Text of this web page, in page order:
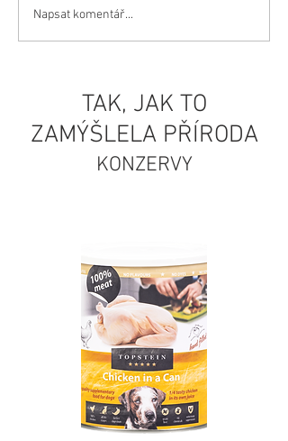
Rybí konzervy Topstein:
Napsat komentář...
TAK, JAK TO
ZAMÝŠLELA PŘÍRODA
KONZERVY